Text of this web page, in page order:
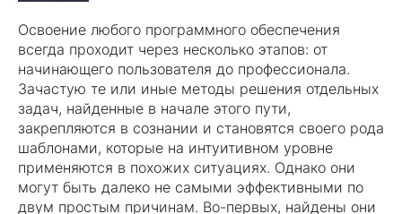
Освоение любого программного обеспечения
всегда проходит через несколько этапов: от
начинающего пользователя до профессионала.
Зачастую те или иные методы решения отдельных
задач, найденные в начале этого пути,
закрепляются в сознании и становятся своего рода
шаблонами, которые на интуитивном уровне
применяются в похожих ситуациях. Однако они
могут быть далеко не самыми эффективными по
двум простым причинам. Во-первых, найдены они